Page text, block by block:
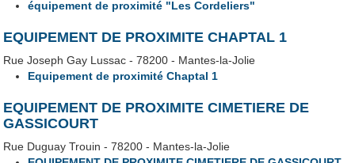
équipement de proximité "Les Cordeliers"
EQUIPEMENT DE PROXIMITE CHAPTAL 1
Rue Joseph Gay Lussac - 78200 - Mantes-la-Jolie
Equipement de proximité Chaptal 1
EQUIPEMENT DE PROXIMITE CIMETIERE DE
GASSICOURT
Rue Duguay Trouin - 78200 - Mantes-la-Jolie